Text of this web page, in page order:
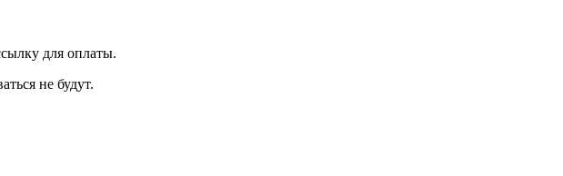
для оплаты.
не будут.